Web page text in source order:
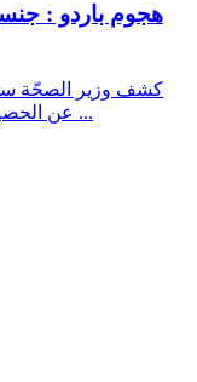
هجوم باردو :
عن الحصيلة النهائية لعدد الجرحى والقتلى في الهجوم ...